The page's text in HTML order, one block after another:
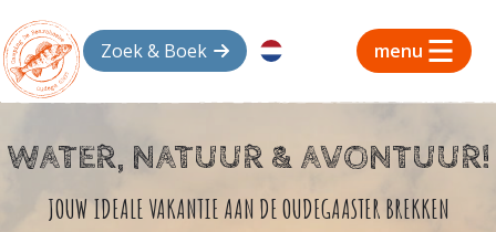
Zoek & Boek menu
WATER, NATUUR & AVONTUUR!
JOUW IDEALE VAKANTIE AAN DE OUDEGAASTER BREKKEN